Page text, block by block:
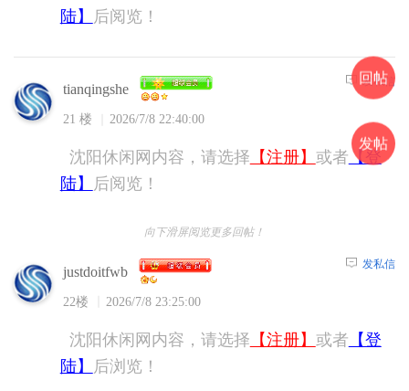
陆】
后阅览！
tianqingshe
21 楼 2026/7/8 22:40:00
发私信
沈阳休闲网内容，请选择 【注册】 或者 【登
陆】
后阅览！
向下滑屏阅览更多回帖！
justdoitfwb
22楼 2026/7/8 23:25:00
发私信
沈阳休闲网内容，请选择 【注册】 或者 【登
陆】
后浏览！
回帖
发帖